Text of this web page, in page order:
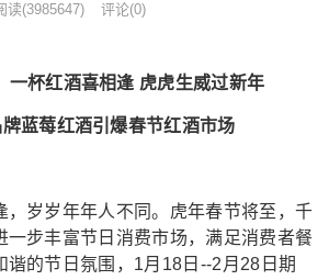
读(3985647) 评论(0)
一杯红酒喜相逢 虎虎生威过新年
蓝莓红酒引爆春节红酒市场
岁岁年年人不同。虎年春节将至，千
一步丰富节日消费市场，满足消费者餐
谐的节日氛围，1月18日--2月28日期